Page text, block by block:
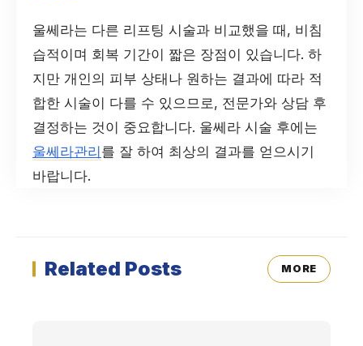
울쎄라는 다른 리프팅 시술과 비교했을 때, 비침
습적이며 회복 기간이 짧은 장점이 있습니다. 하
지만 개인의 피부 상태나 원하는 결과에 따라 적
합한 시술이 다를 수 있으므로, 전문가와 상담 후
결정하는 것이 중요합니다. 울쎄라 시술 후에는
울쎄라관리를 잘 하여 최상의 결과를 얻으시기
바랍니다.
Related Posts MORE